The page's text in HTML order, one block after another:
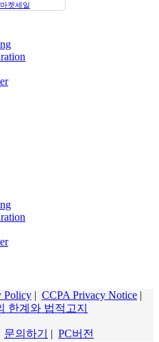
마켓세일
Policy | CCPA Privacy Notice |
한계와 법적고지
문의하기 | PC버전